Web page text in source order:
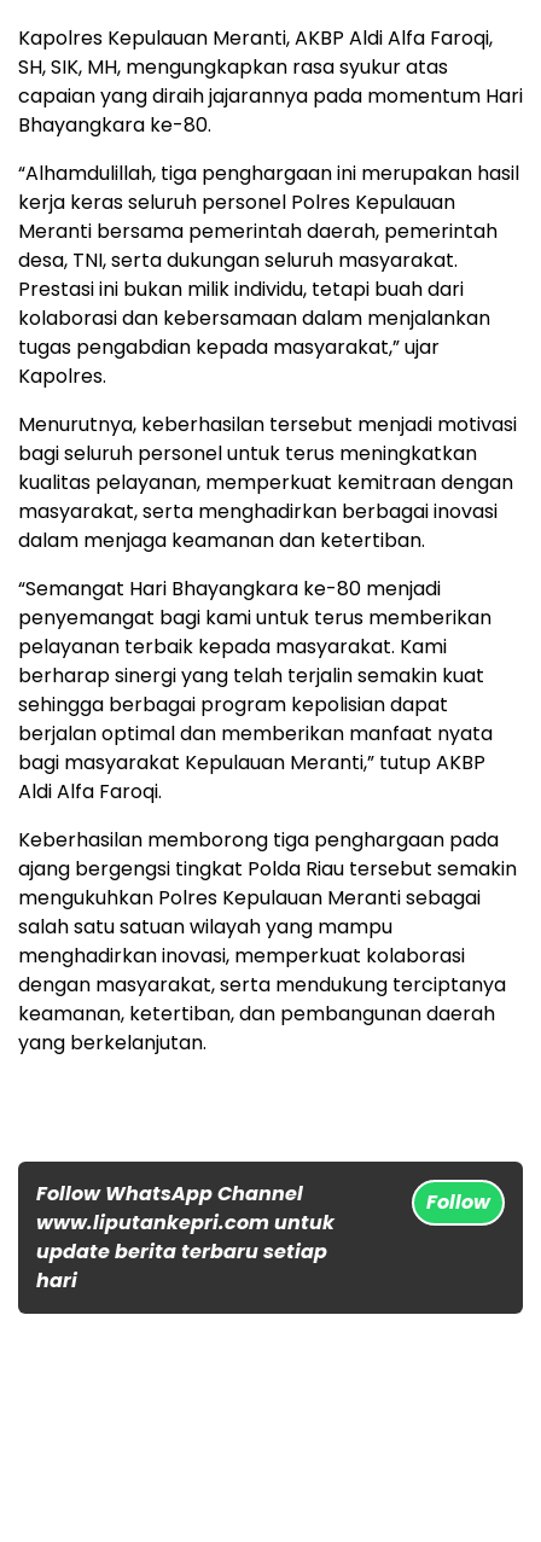
Kapolres Kepulauan Meranti, AKBP Aldi Alfa Faroqi,
SH, SIK, MH, mengungkapkan rasa syukur atas
capaian yang diraih jajarannya pada momentum Hari
Bhayangkara ke-80.
“Alhamdulillah, tiga penghargaan ini merupakan hasil
kerja keras seluruh personel Polres Kepulauan
Meranti bersama pemerintah daerah, pemerintah
desa, TNI, serta dukungan seluruh masyarakat.
Prestasi ini bukan milik individu, tetapi buah dari
kolaborasi dan kebersamaan dalam menjalankan
tugas pengabdian kepada masyarakat,” ujar
Kapolres.
Menurutnya, keberhasilan tersebut menjadi motivasi
bagi seluruh personel untuk terus meningkatkan
kualitas pelayanan, memperkuat kemitraan dengan
masyarakat, serta menghadirkan berbagai inovasi
dalam menjaga keamanan dan ketertiban.
“Semangat Hari Bhayangkara ke-80 menjadi
penyemangat bagi kami untuk terus memberikan
pelayanan terbaik kepada masyarakat. Kami
berharap sinergi yang telah terjalin semakin kuat
sehingga berbagai program kepolisian dapat
berjalan optimal dan memberikan manfaat nyata
bagi masyarakat Kepulauan Meranti,” tutup AKBP
Aldi Alfa Faroqi.
Keberhasilan memborong tiga penghargaan pada
ajang bergengsi tingkat Polda Riau tersebut semakin
mengukuhkan Polres Kepulauan Meranti sebagai
salah satu satuan wilayah yang mampu
menghadirkan inovasi, memperkuat kolaborasi
dengan masyarakat, serta mendukung terciptanya
keamanan, ketertiban, dan pembangunan daerah
yang berkelanjutan.
Follow WhatsApp Channel
www.liputankepri.com untuk
update berita terbaru setiap
hari
Follow